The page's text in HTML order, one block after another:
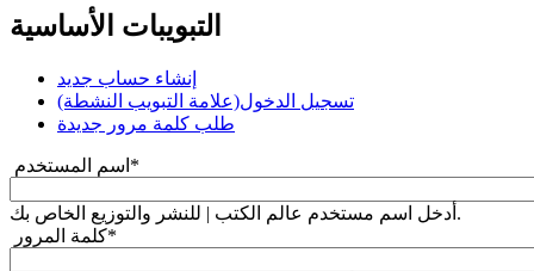
التبويبات الأساسية
إنشاء حساب جديد
تسجيل الدخول(علامة التبويب النشطة)
طلب كلمة مرور جديدة
‏اسم المستخدم ‏ *
أدخل اسم مستخدم عالم الكتب | للنشر والتوزيع الخاص بك.
‏كلمة المرور ‏*